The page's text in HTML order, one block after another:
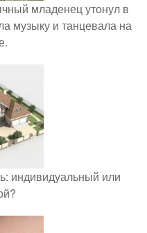
младенец утонул в
музыку и танцевала на
индивидуальный или